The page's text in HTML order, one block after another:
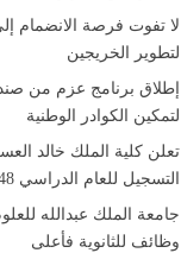
لا تفوت فرصة الانضمام
لتطوير الخريجين
إطلاق برنامج عزم من
لتمكين الكوادر الوطنية
تعلن كلية الملك خالد
التسجيل للعام الدراسي 1448هـ
جامعة الملك عبدالله
وظائف للثانوية فأعلى